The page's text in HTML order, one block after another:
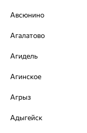
Авсюнино
Агалатово
Агидель
Агинское
Агрыз
Адыгейск